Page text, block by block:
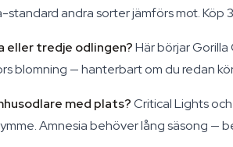
standard andra sorter jämförs mot.
eller tredje odlingen?Här börjar
blomning — hanterbart om du redan
med plats?Critical Lights
Amnesia behöver lång säsong —